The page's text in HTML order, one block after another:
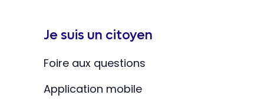
Je suis un citoyen
Foire aux questions
Application mobile